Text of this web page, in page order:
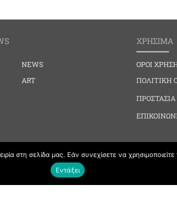
NEWS
ART
ΧΡΗΣΙΜΑ
ΟΡΟΙ
ΠΟΛΙΤΙΚΗ
στη σελίδα μας. Εάν συνεχίσετε να
Εντάξει